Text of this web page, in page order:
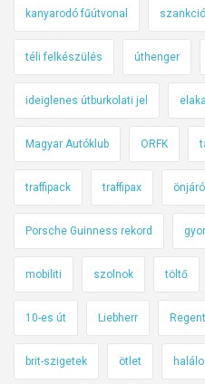
kanyarodó fűútvonal szankció
téli felkészülés úthenger
ideiglenes útburkolati jel
Magyar Autóklub ORFK
traffipack traffipax
Porsche Guinness rekord
mobiliti szolnok töltő
10-es út Liebherr Regent
brit-szigetek ötlet